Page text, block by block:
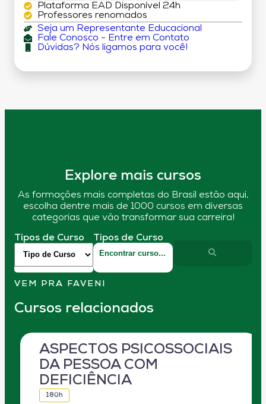
Plataforma EAD Disponível 24h
Professores renomados
Seja um Representante Educacional
Fale Conosco - Entre em Contato
Dúvidas? Nós ligamos para você!
Explore mais cursos
As formações mais completas do Brasil estão aqui,
escolha dentre mais de 1000 cursos em diversas
categorias que vão transformar sua carreira!
Tipos de Curso Tipos de Curso
VEM PRA FAVENI
Cursos relacionados
ASPECTOS PSICOSSOCIAIS
DA PESSOA COM
DEFICIÊNCIA
180h